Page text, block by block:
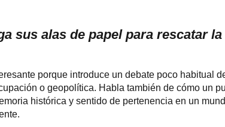
sus alas de papel para rescatar
porque introduce un debate poco habitual
o geopolítica. Habla también de cómo un
histórica y sentido de pertenencia en un